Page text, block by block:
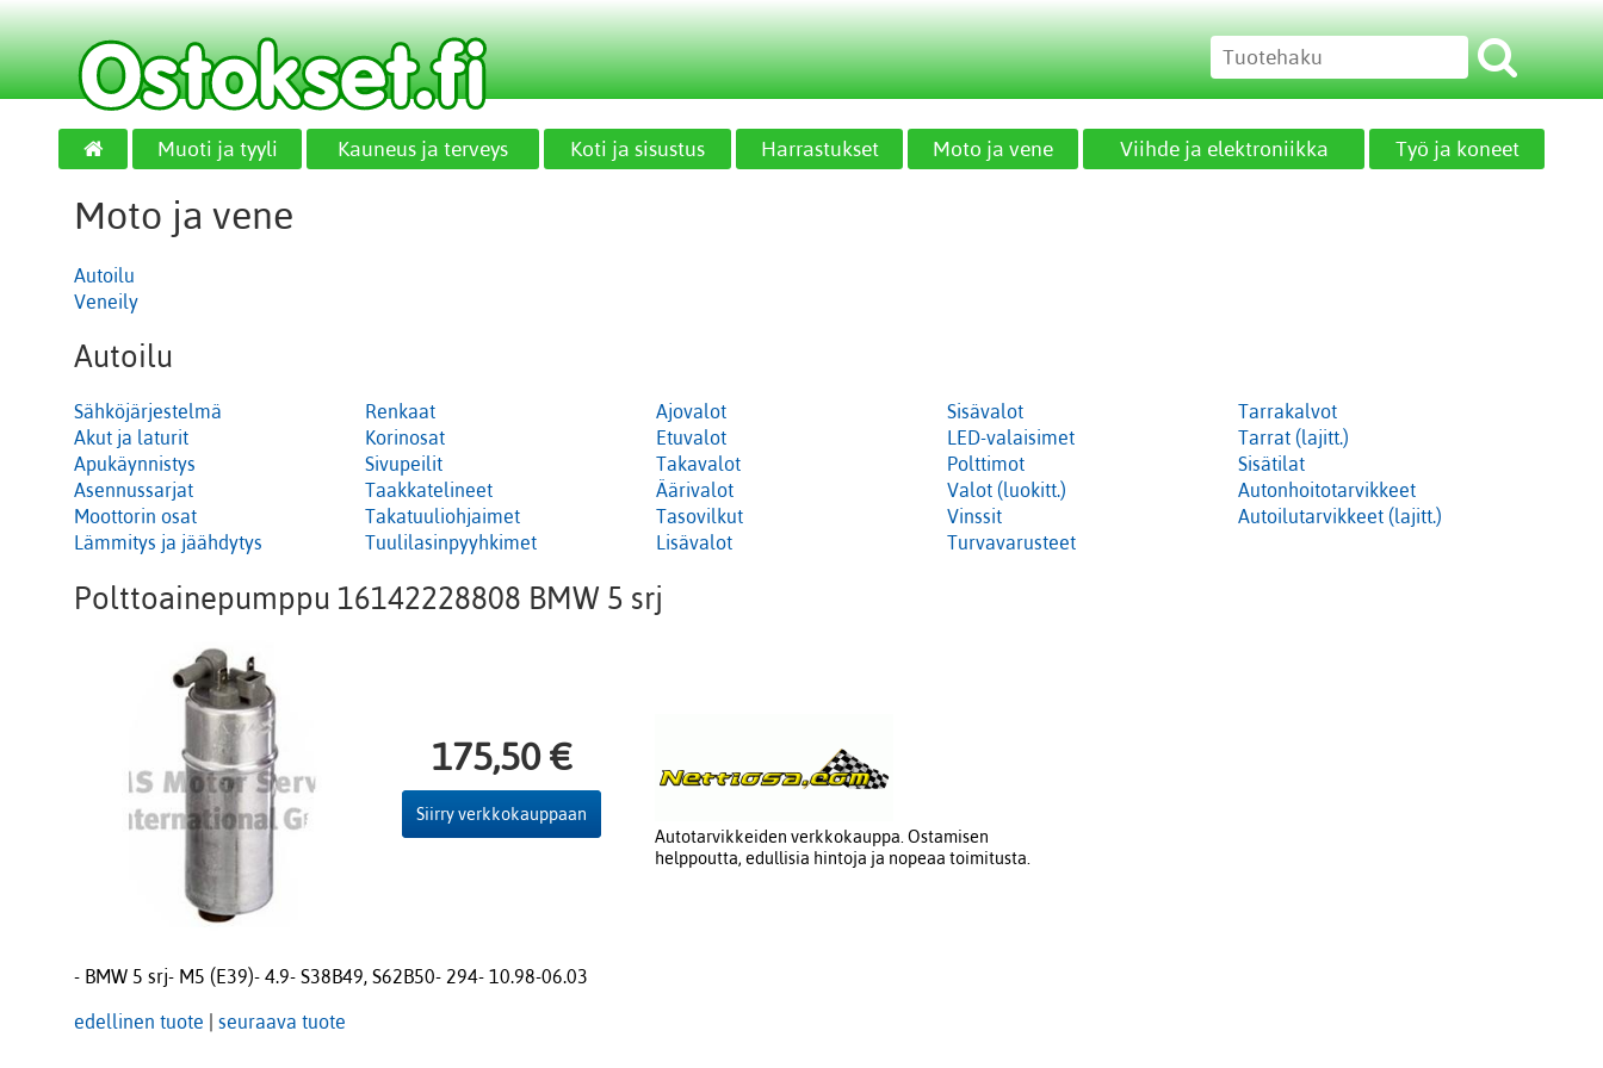
Muoti ja tyyli Kauneus ja terveys Koti ja sisustus Harrastukset Moto ja vene Viihde ja elektroniikka Työ ja koneet
Moto ja vene
Autoilu
Veneily
Autoilu
Sähköjärjestelmä
Akut ja laturit
Apukäynnistys
Asennussarjat
Moottorin osat
Lämmitys ja jäähdytys
Renkaat
Korinosat
Sivupeilit
Taakkatelineet
Takatuuliohjaimet
Tuulilasinpyyhkimet
Ajovalot
Etuvalot
Takavalot
Äärivalot
Tasovilkut
Lisävalot
Sisävalot
LED-valaisimet
Polttimot
Valot (luokitt.)
Vinssit
Turvavarusteet
Tarrakalvot
Tarrat (lajitt.)
Sisätilat
Autonhoitotarvikkeet
Autoilutarvikkeet (lajitt.)
Polttoainepumppu 16142228808 BMW 5 srj
175,50 €
Siirry verkkokauppaan
Autotarvikkeiden verkkokauppa. Ostamisen
helppoutta, edullisia hintoja ja nopeaa toimitusta.
- BMW 5 srj- M5 (E39)- 4.9- S38B49, S62B50- 294- 10.98-06.03
edellinen tuote seuraava tuote